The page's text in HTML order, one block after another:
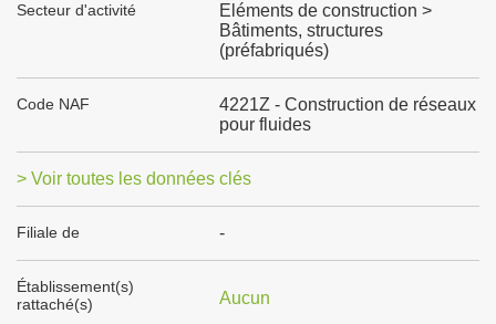
Secteur d'activité
Eléments de construction >
Bâtiments, structures
(préfabriqués)
Code NAF
4221Z - Construction de réseaux
pour fluides
> Voir toutes les données clés
Filiale de -
Établissement(s)
rattaché(s)
Aucun